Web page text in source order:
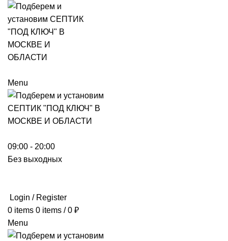
Menu
09:00 - 20:00
Без выходных
Login / Register
0 items 0 items / 0 ₽
Menu